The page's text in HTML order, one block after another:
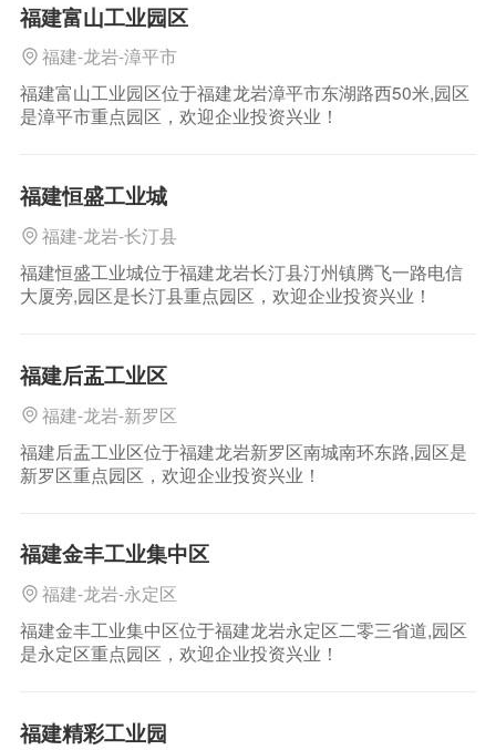
福建富山工业园区
福建-龙岩-漳平市
福建富山工业园区位于福建龙岩漳平市东湖路西50米,园区
是漳平市重点园区，欢迎企业投资兴业！
福建恒盛工业城
福建-龙岩-长汀县
福建恒盛工业城位于福建龙岩长汀县汀州镇腾飞一路电信
大厦旁,园区是长汀县重点园区，欢迎企业投资兴业！
福建后盂工业区
福建-龙岩-新罗区
福建后盂工业区位于福建龙岩新罗区南城南环东路,园区是
新罗区重点园区，欢迎企业投资兴业！
福建金丰工业集中区
福建-龙岩-永定区
福建金丰工业集中区位于福建龙岩永定区二零三省道,园区
是永定区重点园区，欢迎企业投资兴业！
福建精彩工业园